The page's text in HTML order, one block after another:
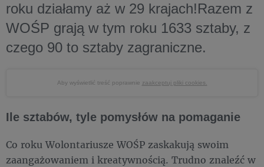
roku działamy aż w 29 krajach!Razem z
WOŚP grają w tym roku 1633 sztaby, z
czego 90 to sztaby zagraniczne.
Aby wyświetlić treść poprawnie zaakceptuj pliki cookies.
Ile sztabów, tyle pomysłów na pomaganie
Co roku Wolontariusze WOŚP zaskakują swoim
zaangażowaniem i kreatywnością. Trudno znaleźć w